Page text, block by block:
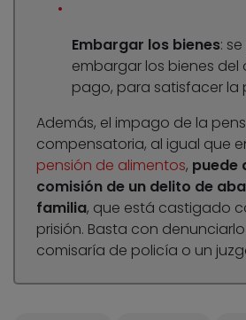
Embargar los bienes:
embargar los bienes del
pago, para satisfacer la
Además, el impago de la
compensatoria, al igual que
pensión de alimentos, puede
comisión de un delito de
familia, que está castigado
prisión. Basta con
comisaría de policía o un